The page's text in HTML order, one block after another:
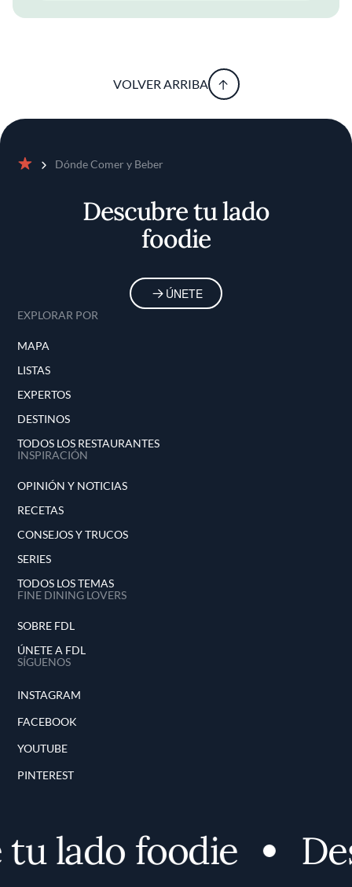
VOLVER ARRIBA
Dónde Comer y Beber
Descubre tu lado
foodie
ÚNETE
EXPLORAR POR
MAPA
LISTAS
EXPERTOS
DESTINOS
TODOS LOS RESTAURANTES
INSPIRACIÓN
OPINIÓN Y NOTICIAS
RECETAS
CONSEJOS Y TRUCOS
SERIES
TODOS LOS TEMAS
FINE DINING LOVERS
SOBRE FDL
ÚNETE A FDL
SÍGUENOS
INSTAGRAM
FACEBOOK
YOUTUBE
PINTEREST
foodie